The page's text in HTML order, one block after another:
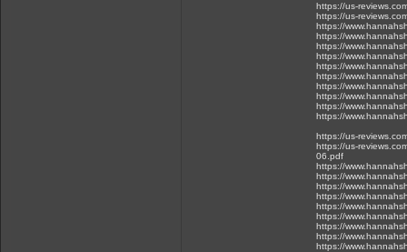
https://us-
https://us-
https://
https://
https://
https://
https://
https://
https://
https://
https://
https://
https://us-
https://us-
06.pdf
https://
https://
https://
https://
https://
https://
https://
https://
https://